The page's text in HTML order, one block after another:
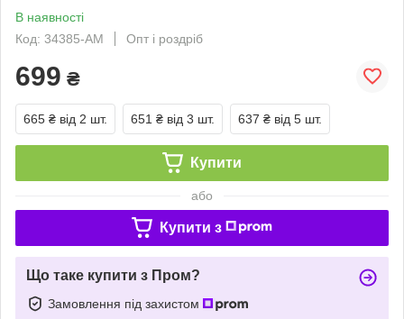
В наявності
Код: 34385-AM
Опт і роздріб
699 ₴
665 ₴ від 2 шт. 651 ₴ від 3 шт. 637 ₴ від 5 шт.
Купити
або
Купити з
Що таке купити з Пром?
Замовлення під захистом